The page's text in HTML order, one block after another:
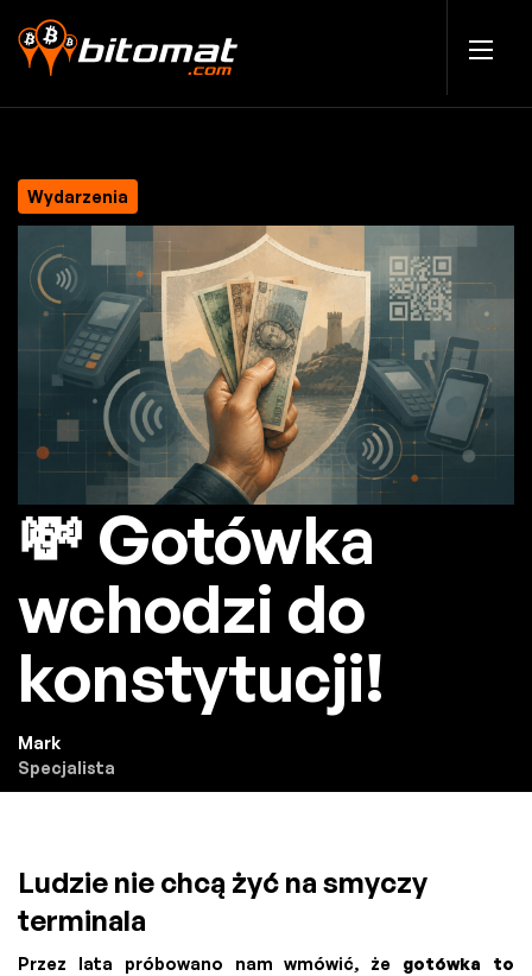
Wydarzenia
💸 Gotówka
wchodzi do
konstytucji!
Mark
Specjalista
Ludzie nie chcą żyć na smyczy
terminala
Przez lata próbowano nam wmówić, że gotówka to